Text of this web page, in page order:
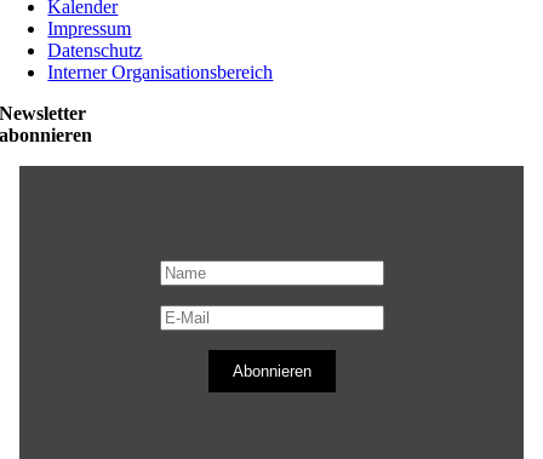
Kalender
Impressum
Datenschutz
Interner Organisationsbereich
Newsletter
abonnieren
Abonnieren